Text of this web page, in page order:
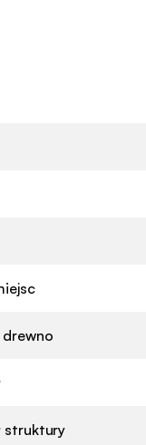
drewno
struktury